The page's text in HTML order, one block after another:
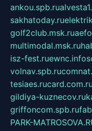
ankou.spb.ru
sakhatoday.ru
golf2club.msk.ru
multimodal.msk.ru
isz-fest.ruewnc.info
volnav.spb.ru
tesiaes.rucard.com.ru
gildiya-kuznecov.ru
griffoncom.spb.ru
PARK-